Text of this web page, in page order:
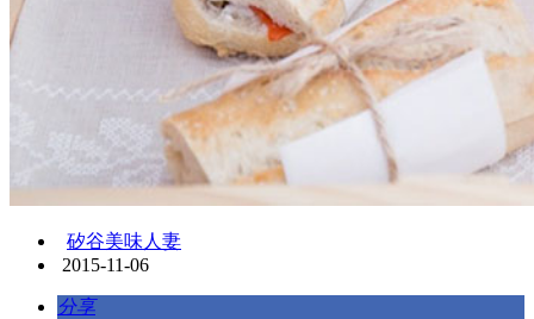
矽谷美味人妻
2015-11-06
分享